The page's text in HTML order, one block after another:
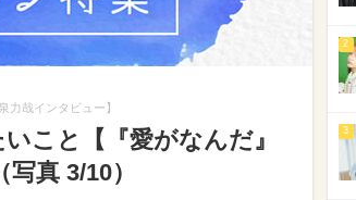
力哉インタビュー】
こと【『愛がなんだ』
真 3/10）
2
3